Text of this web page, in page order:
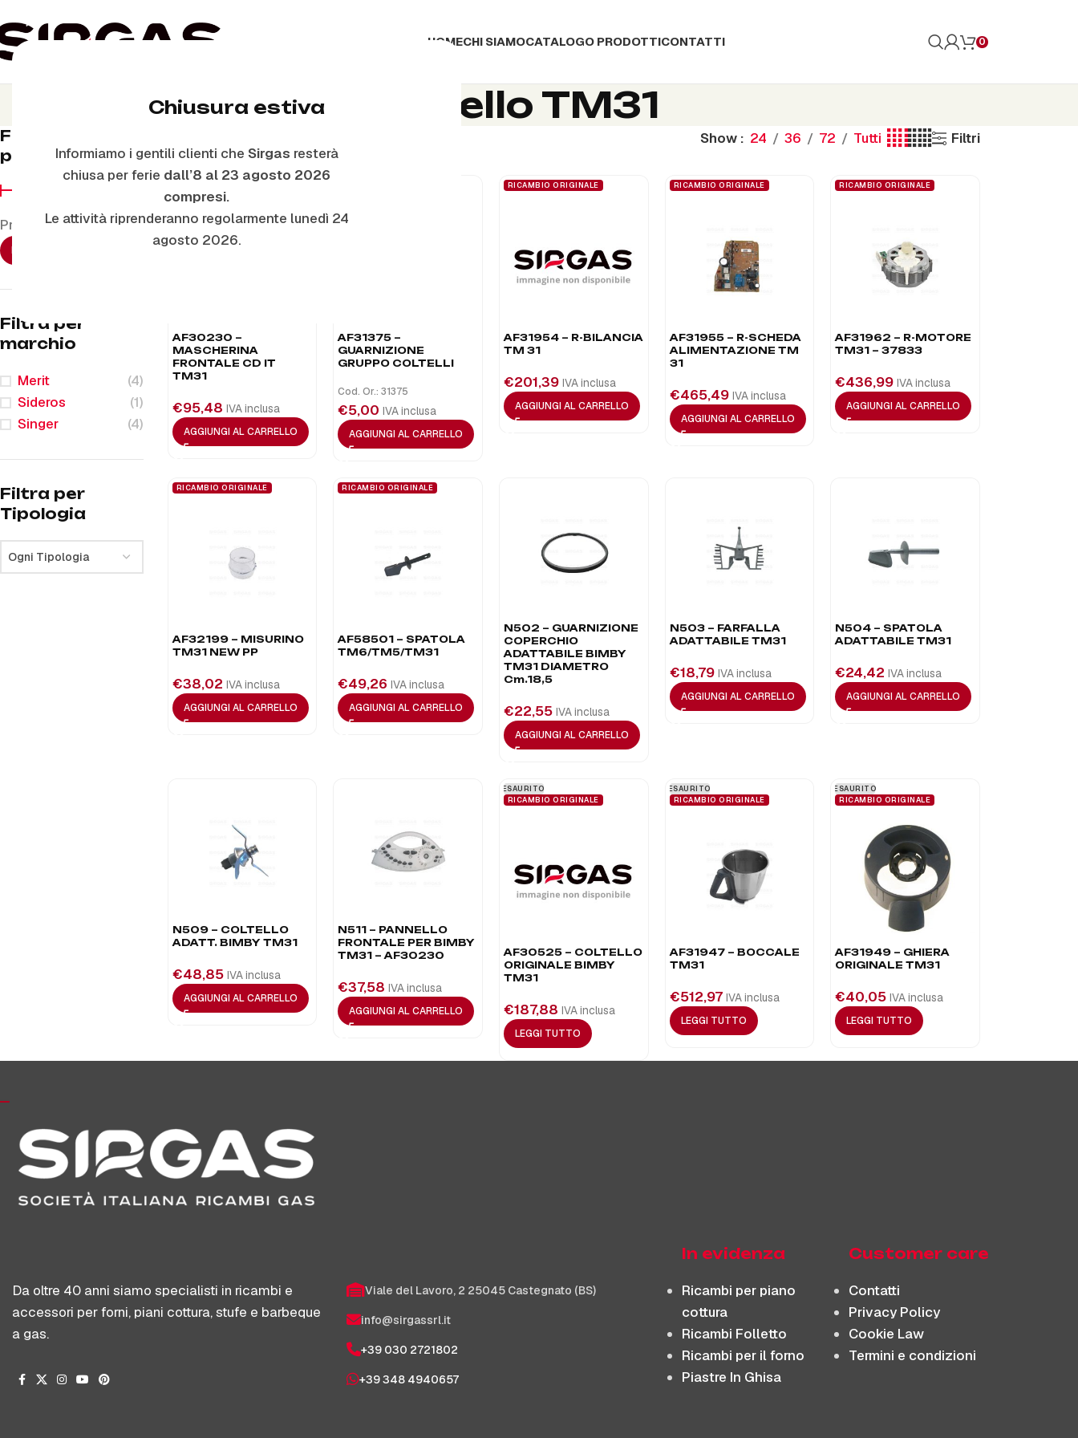
Chiusura estiva
Informiamo i gentili clienti che Sirgas resterà
chiusa per ferie dall’8 al 23 agosto 2026
compresi.
Le attività riprenderanno regolarmente lunedì 24
agosto 2026.
HOMECHI SIAMOCATALOGO PRODOTTICONTATTI 0
Modello TM31
Filtra per
prezzo
FILTRA
Prezzo:€0—€520
Filtra per
marchio
Merit
(4)
Sideros
(1)
Singer
(4)
Filtra per
Tipologia
Ogni Tipologia
Show 24 36 72 Tutti Filtri
AF30230 –
MASCHERINA
FRONTALE CD IT
TM31
€95,48 IVA inclusa
AGGIUNGI AL CARRELLO
AF31375 –
GUARNIZIONE
GRUPPO COLTELLI
Cod. Or.: 31375
€5,00 IVA inclusa
AGGIUNGI AL CARRELLO
RICAMBIO ORIGINALE
AF31954 – R-BILANCIA
TM 31
€201,39 IVA inclusa
AGGIUNGI AL CARRELLO
RICAMBIO ORIGINALE
AF31955 – R-SCHEDA
ALIMENTAZIONE TM
31
€465,49 IVA inclusa
AGGIUNGI AL CARRELLO
RICAMBIO ORIGINALE
AF31962 – R-MOTORE
TM31 – 37833
€436,99 IVA inclusa
AGGIUNGI AL CARRELLO
RICAMBIO ORIGINALE
AF32199 – MISURINO
TM31 NEW PP
€38,02 IVA inclusa
AGGIUNGI AL CARRELLO
RICAMBIO ORIGINALE
AF58501 – SPATOLA
TM6/TM5/TM31
€49,26 IVA inclusa
AGGIUNGI AL CARRELLO
N502 – GUARNIZIONE
COPERCHIO
ADATTABILE BIMBY
TM31 DIAMETRO
Cm.18,5
€22,55 IVA inclusa
AGGIUNGI AL CARRELLO
N503 – FARFALLA
ADATTABILE TM31
€18,79 IVA inclusa
AGGIUNGI AL CARRELLO
N504 – SPATOLA
ADATTABILE TM31
€24,42 IVA inclusa
AGGIUNGI AL CARRELLO
N509 – COLTELLO
ADATT. BIMBY TM31
€48,85 IVA inclusa
AGGIUNGI AL CARRELLO
N511 – PANNELLO
FRONTALE PER BIMBY
TM31 – AF30230
€37,58 IVA inclusa
AGGIUNGI AL CARRELLO
ESAURITO
RICAMBIO ORIGINALE
AF30525 – COLTELLO
ORIGINALE BIMBY
TM31
€187,88 IVA inclusa
LEGGI TUTTO
ESAURITO
RICAMBIO ORIGINALE
AF31947 – BOCCALE
TM31
€512,97 IVA inclusa
LEGGI TUTTO
ESAURITO
RICAMBIO ORIGINALE
AF31949 – GHIERA
ORIGINALE TM31
€40,05 IVA inclusa
LEGGI TUTTO
Da oltre 40 anni siamo specialisti in ricambi e
accessori per forni, piani cottura, stufe e barbeque
a gas.
Viale del Lavoro, 2 25045 Castegnato (BS)
info@sirgassrl.it
+39 030 2721802
+39 348 4940657
In evidenza
Ricambi per piano
cottura
Ricambi Folletto
Ricambi per il forno
Piastre In Ghisa
Customer care
Contatti
Privacy Policy
Cookie Law
Termini e condizioni